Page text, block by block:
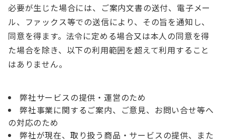
必要が生じた場合には、ご案内文書の送付、電子メー
ル、ファックス等での送信により、その旨を通知し、
同意を得ます。法令に定める場合又は本人の同意を得
た場合を除き、以下の利用範囲を超えて利用すること
はありません。
弊社サービスの提供・運営のため
弊社事業に関するご案内、ご意見、お問い合せ等へ
の対応のため
弊社が現在、取り扱う商品・サービスの提供、また